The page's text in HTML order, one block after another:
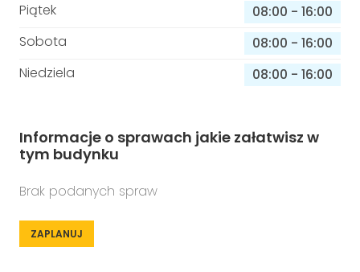
Piątek
08:00 - 16:00
Sobota
08:00 - 16:00
Niedziela
08:00 - 16:00
Informacje o sprawach jakie załatwisz w
tym budynku
Brak podanych spraw
ZAPLANUJ